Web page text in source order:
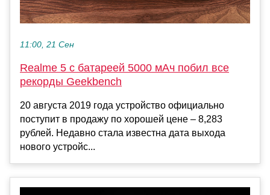
11:00, 21 Сен
Realme 5 с батареей 5000 мАч побил все
рекорды Geekbench
20 августа 2019 года устройство официально
поступит в продажу по хорошей цене – 8,283
рублей. Недавно стала известна дата выхода
нового устройс...